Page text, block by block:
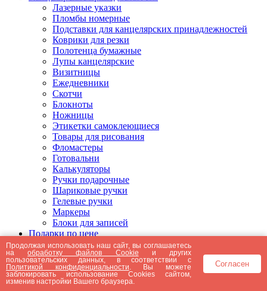
Лазерные указки
Пломбы номерные
Подставки для канцелярских принадлежностей
Коврики для резки
Полотенца бумажные
Лупы канцелярские
Визитницы
Ежедневники
Скотчи
Блокноты
Ножницы
Этикетки самоклеющиеся
Товары для рисования
Фломастеры
Готовальни
Калькуляторы
Ручки подарочные
Шариковые ручки
Гелевые ручки
Маркеры
Блоки для записей
Подарки по цене
Подарки от 5000 рублей
Подарки до 5000 рублей
Подарки до 3000 рублей
Подарки до 2000 рублей
Подарки до 1000 рублей
Продолжая использовать наш сайт, вы соглашаетесь
наобработку файлов Cookie и других
пользовательских данных, в соответствии с
Политикой конфиденциальности . Вы можете
заблокировать использование Cookies сайтом,
изменив настройки Вашего браузера.
Согласен